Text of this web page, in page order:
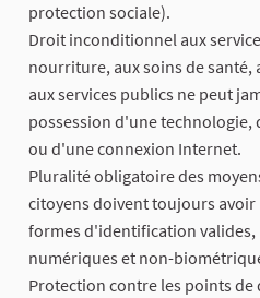
protection sociale).
Droit inconditionnel aux
nourriture, aux soins de santé,
aux services publics ne peut
possession d'une
ou d'une connexion Internet.
Pluralité obligatoire des
citoyens doivent toujours
formes d'identification
numériques et non-
Protection contre les points de